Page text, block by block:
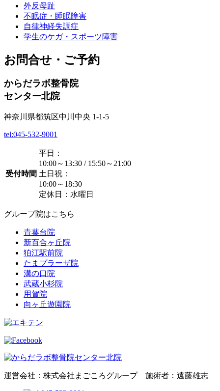
外反母趾
不眠症・睡眠障害
自律神経失調症
学生のケガ・スポーツ障害
お問合せ・ご予約
からだラボ整骨院
センター北院
神奈川県都筑区中川中央 1-1-5
tel:045-532-9001
受付時間
平日：
10:00～13:30 / 15:50～21:00
土日祝：
10:00～18:30
定休日：水曜日
グループ院はこちら
青葉台院
新百合ヶ丘院
狛江駅前院
たまプラーザ院
溝の口院
武蔵小杉院
用賀院
向ヶ丘遊園院
運営会社：株式会社まごころグループ 施術者：遠藤雄志